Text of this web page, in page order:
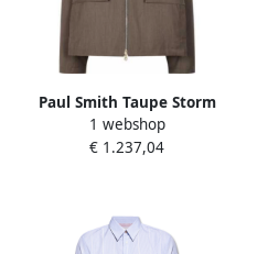
Paul Smith Taupe Storm
System Wollen Jas Brown
Heren
1 webshop
€ 1.237,04